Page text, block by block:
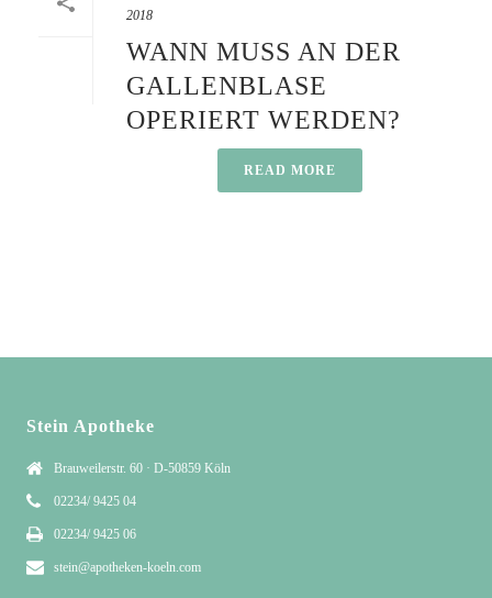
2018
WANN MUSS AN DER
GALLENBLASE
OPERIERT WERDEN?
READ MORE
Stein Apotheke
Brauweilerstr. 60 · D-50859 Köln
02234/ 9425 04
02234/ 9425 06
stein@apotheken-koeln.com